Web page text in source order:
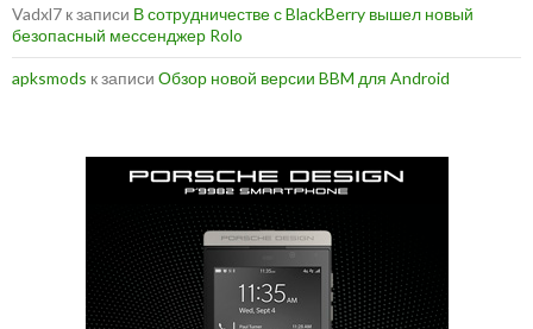
Vadxl7 к записи В сотрудничестве с BlackBerry вышел новый
безопасный мессенджер Rolo
apksmods к записи Обзор новой версии BBM для Android